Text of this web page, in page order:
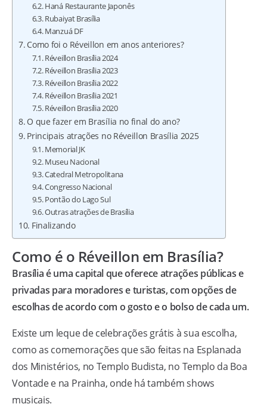
Haná Restaurante Japonês
Rubaiyat Brasília
Manzuá DF
Como foi o Réveillon em anos anteriores?
Réveillon Brasília 2024
Réveillon Brasília 2023
Réveillon Brasília 2022
Réveillon Brasília 2021
Réveillon Brasília 2020
O que fazer em Brasília no final do ano?
Principais atrações no Réveillon Brasília 2025
Memorial JK
Museu Nacional
Catedral Metropolitana
Congresso Nacional
Pontão do Lago Sul
Outras atrações de Brasília
Finalizando
Como é o Réveillon em Brasília?
Brasília é uma capital que oferece atrações públicas e
privadas para moradores e turistas, com opções de
escolhas de acordo com o gosto e o bolso de cada um.
Existe um leque de celebrações grátis à sua escolha,
como as comemorações que são feitas na Esplanada
dos Ministérios, no Templo Budista, no Templo da Boa
Vontade e na Prainha, onde há também shows
musicais.